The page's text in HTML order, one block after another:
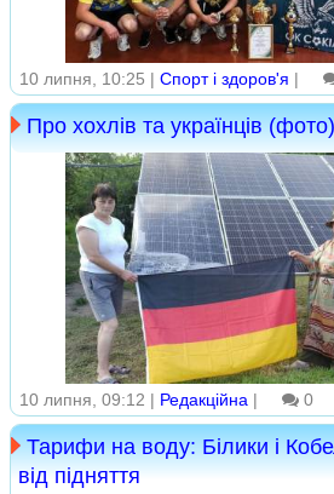
10 липня, 10:25 | Спорт і здоров'я |
Про хохлів та українців (фото)
10 липня, 09:12 | Редакційна | 0
Тарифи на воду: Білики і
від підняття